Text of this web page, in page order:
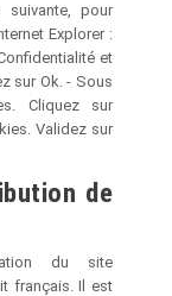
pour
Explorer :
et
sur Ok. - Sous
Cliquez sur
Validez sur
de
du site
français. Il est